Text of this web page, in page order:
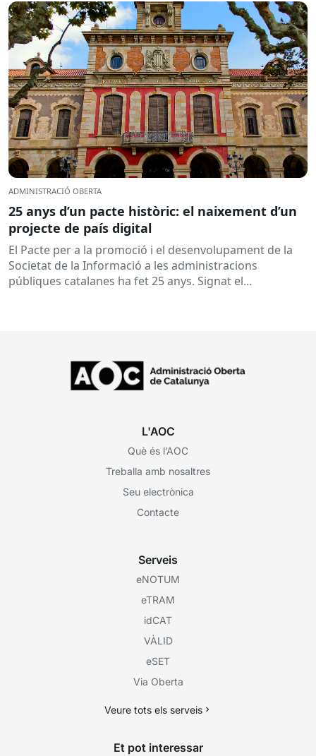
ADMINISTRACIÓ OBERTA
25 anys d’un pacte històric: el naixement d’un
projecte de país digital
El Pacte per a la promoció i el desenvolupament de la
Societat de la Informació a les administracions
públiques catalanes ha fet 25 anys. Signat el...
L'AOC
Què és l’AOC
Treballa amb nosaltres
Seu electrònica
Contacte
Serveis
eNOTUM
eTRAM
idCAT
VÀLID
eSET
Via Oberta
Veure tots els serveis
Et pot interessar